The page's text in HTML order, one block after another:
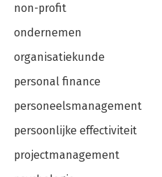
non-profit
ondernemen
organisatiekunde
personal finance
personeelsmanagement
persoonlijke effectiviteit
projectmanagement